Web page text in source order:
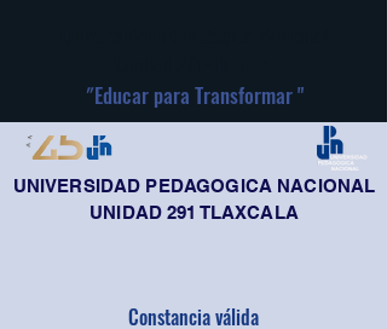
"Educar para Transformar "
UNIVERSIDAD PEDAGOGICA NACIONAL
UNIDAD 291 TLAXCALA
Constancia válida